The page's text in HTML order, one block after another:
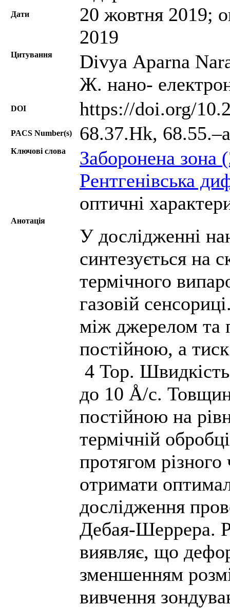
Дати
20 жовтня 2019;
2019
Цитування
Divya Aparna
Ж. нано-
DOI https://doi.org/
PACS Number(s) 68.37.Hk,
Ключові слова
Заборонена зона
Рентгенівська
оптичні
Анотація
У дослідженні
синтезується на
термічного
газовій
між джерелом та
постійною, а
4 Тор.
до 10 Å/с.
постійною на
термічній
протягом
отримати
дослідження
Дебая-Шеррера.
виявляє, що
зменшенням
вивчення